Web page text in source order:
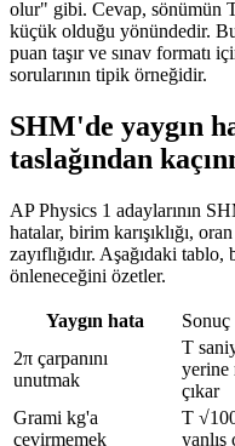
olur" gibi. Cevap, sönümün
küçük olduğu yönündedir.
puan taşır ve sınav formatı
sorularının tipik örneğidir.
SHM'de yaygın
taslağından
AP Physics 1 adaylarının
hatalar, birim karışıklığı,
zayıflığıdır. Aşağıdaki
önleneceğini özetler.
Yaygın hata Sonuç
2π çarpanını
unutmak
T
yerine
çıkar
Grami kg'a
çevirmemek
T
yanlış